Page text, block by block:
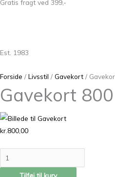
Gratis fragt ved 399,-
Est. 1983
Forside / Livsstil / Gavekort /
Gavekort
kr.800,00
Tilføj til kurv